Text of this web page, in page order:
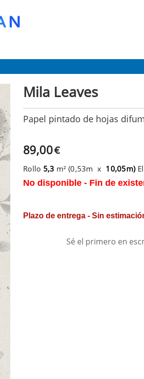
Mila Leaves
Papel pintado de hojas
89,00€
Rollo 5,3 m² (0,53m x 10,05m)
No disponible - Fin de
Plazo de entrega - Sin
Sé el primero en